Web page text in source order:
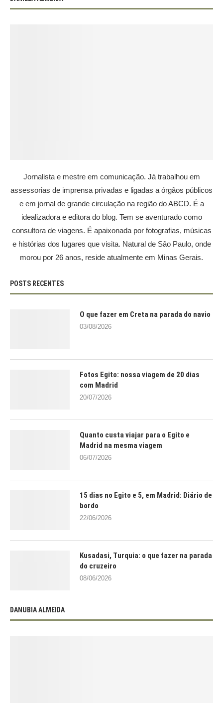
Jornalista e mestre em comunicação. Já trabalhou em
assessorias de imprensa privadas e ligadas a órgãos públicos
e em jornal de grande circulação na região do ABCD. É a
idealizadora e editora do blog. Tem se aventurado como
consultora de viagens. É apaixonada por fotografias, músicas
e histórias dos lugares que visita. Natural de São Paulo, onde
morou por 26 anos, reside atualmente em Minas Gerais.
POSTS RECENTES
O que fazer em Creta na parada do navio
03/08/2026
Fotos Egito: nossa viagem de 20 dias
com Madrid
20/07/2026
Quanto custa viajar para o Egito e
Madrid na mesma viagem
06/07/2026
15 dias no Egito e 5, em Madrid: Diário de
bordo
22/06/2026
Kusadasi, Turquia: o que fazer na parada
do cruzeiro
08/06/2026
DANUBIA ALMEIDA